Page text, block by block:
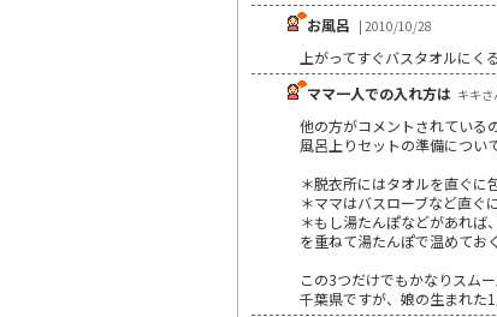
お風呂 | 2010/10/28
上がってすぐバスタオルにく
ママ一人での入れ方は キキ
他の方がコメントされている
風呂上りセットの準備につい
＊脱衣所にはタオルを直ぐに
＊ママはバスローブなど直ぐ
＊もし湯たんぽなどがあれば
を重ねて湯たんぽで温めておく
この3つだけでもかなりスムー
千葉県ですが、娘の生まれ